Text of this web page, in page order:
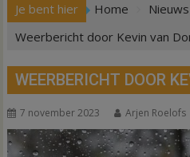
Je bent hier Home
Nieuws
Weerbericht door Kevin van
WEERBERICHT DOOR
7 november 2023 Arjen Roelofs